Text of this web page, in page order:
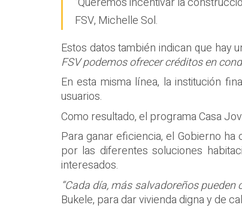
FSV, Michelle Sol.
Estos datos también indican que hay
FSV podemos ofrecer créditos en
En esta misma línea, la institución
usuarios.
Como resultado, el programa Casa
Para ganar eficiencia, el Gobierno
por las diferentes soluciones
interesados.
“Cada día, más salvadoreños
Bukele, para dar vivienda digna y de